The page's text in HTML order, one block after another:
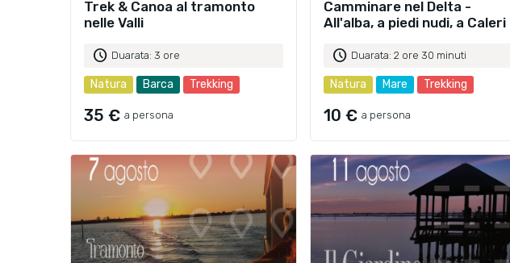
Trek & Canoa al tramonto
nelle Valli
schedule Duarata: 3 ore
Natura Barca Trekking
35 € a persona
Camminare nel Delta -
All'alba, a piedi nudi, a Caleri
schedule Duarata: 2 ore 30 minuti
Natura Mare Trekking
10 € a persona